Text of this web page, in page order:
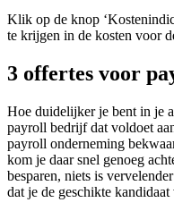
Klik op de knop
te krijgen in de kosten voor
3 offertes voor
Hoe duidelijker je bent in je
payroll bedrijf dat voldoet
payroll onderneming
kom je daar snel genoeg
besparen, niets is
dat je de geschikte kandidaat